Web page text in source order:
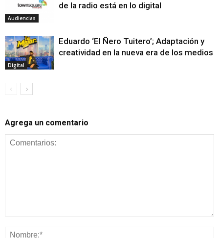
Audiencias
de la radio está en lo digital
Digital
Eduardo ‘El Ñero Tuitero’; Adaptación y
creatividad en la nueva era de los medios
Agrega un comentario